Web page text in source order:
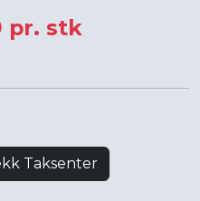
pr. stk
Taksenter